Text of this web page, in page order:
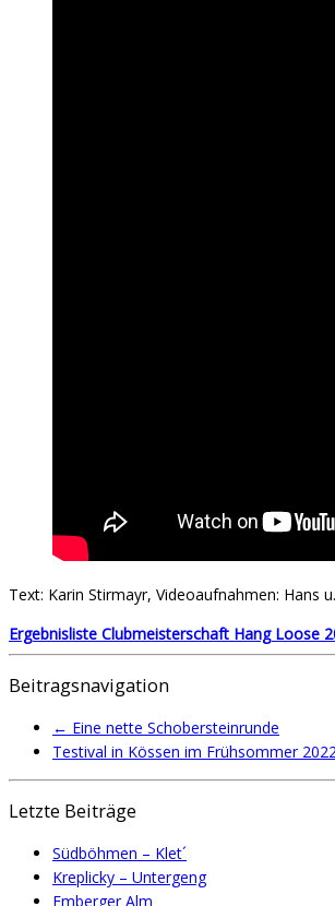
Text: Karin Stirmayr, Videoaufnahmen: Hans
Ergebnisliste Clubmeisterschaft Hang Loose
Beitragsnavigation
← Eine nette Schobersteinrunde
Testival in Kössen im Frühsommer
Letzte Beiträge
Südböhmen – Klet´
Kreplicky – Untergeng
Emberger Alm